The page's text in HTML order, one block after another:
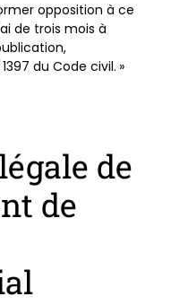
opposition à ce
de trois mois à
du Code civil. »
de
de